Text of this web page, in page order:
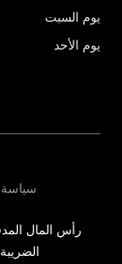
يوم السبت
يوم الأحد
الضريبة 11286710964 - REA MI-2592476
سياسة